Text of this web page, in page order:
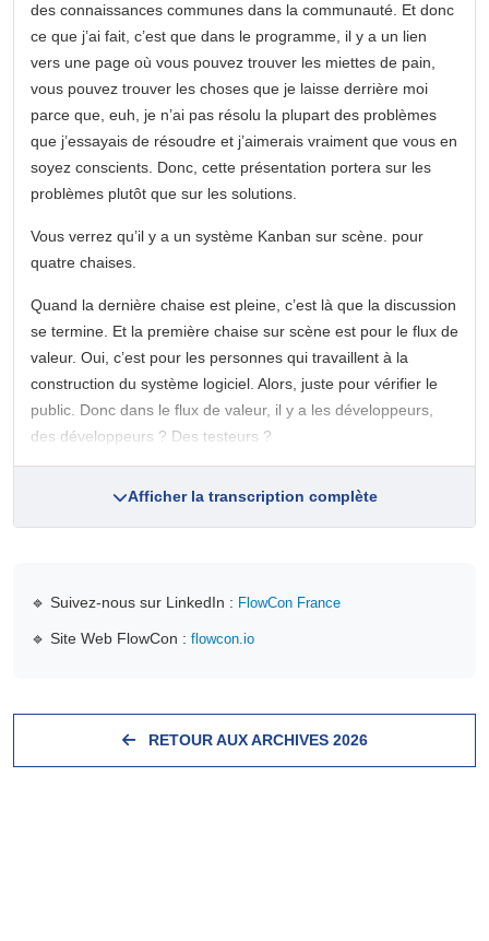
des connaissances communes dans la communauté. Et donc
ce que j’ai fait, c’est que dans le programme, il y a un lien
vers une page où vous pouvez trouver les miettes de pain,
vous pouvez trouver les choses que je laisse derrière moi
parce que, euh, je n’ai pas résolu la plupart des problèmes
que j’essayais de résoudre et j’aimerais vraiment que vous en
soyez conscients. Donc, cette présentation portera sur les
problèmes plutôt que sur les solutions.
Vous verrez qu’il y a un système Kanban sur scène. pour
quatre chaises.
Quand la dernière chaise est pleine, c’est là que la discussion
se termine. Et la première chaise sur scène est pour le flux de
valeur. Oui, c’est pour les personnes qui travaillent à la
construction du système logiciel. Alors, juste pour vérifier le
public. Donc dans le flux de valeur, il y a les développeurs,
des développeurs ? Des testeurs ?
Afficher la transcription complète
🔹 Suivez-nous sur LinkedIn : FlowCon France
🔹 Site Web FlowCon : flowcon.io
RETOUR AUX ARCHIVES 2026